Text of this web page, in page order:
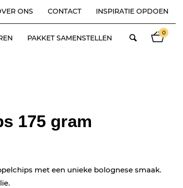
ONS CONTACT INSPIRATIE OPDOEN
PAKKET SAMENSTELLEN
0
175 gram
met een unieke bolognese smaak.